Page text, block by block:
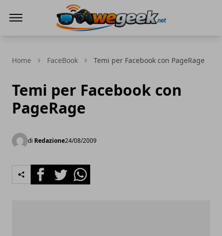
Home FaceBook Temi per Facebook con PageRage
Temi per Facebook con
PageRage
di Redazione24/08/2009
FacebookTwitterWhatsapp